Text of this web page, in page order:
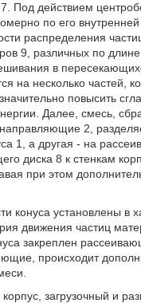
Под действием
по его
распределения
9, различных по
в
на несколько частей,
повысить
Далее, смесь,
2,
1, а другая - на
диска 8 к стенкам
при этом
конуса установлены
движения частиц
закреплен
происходит
загрузочный и